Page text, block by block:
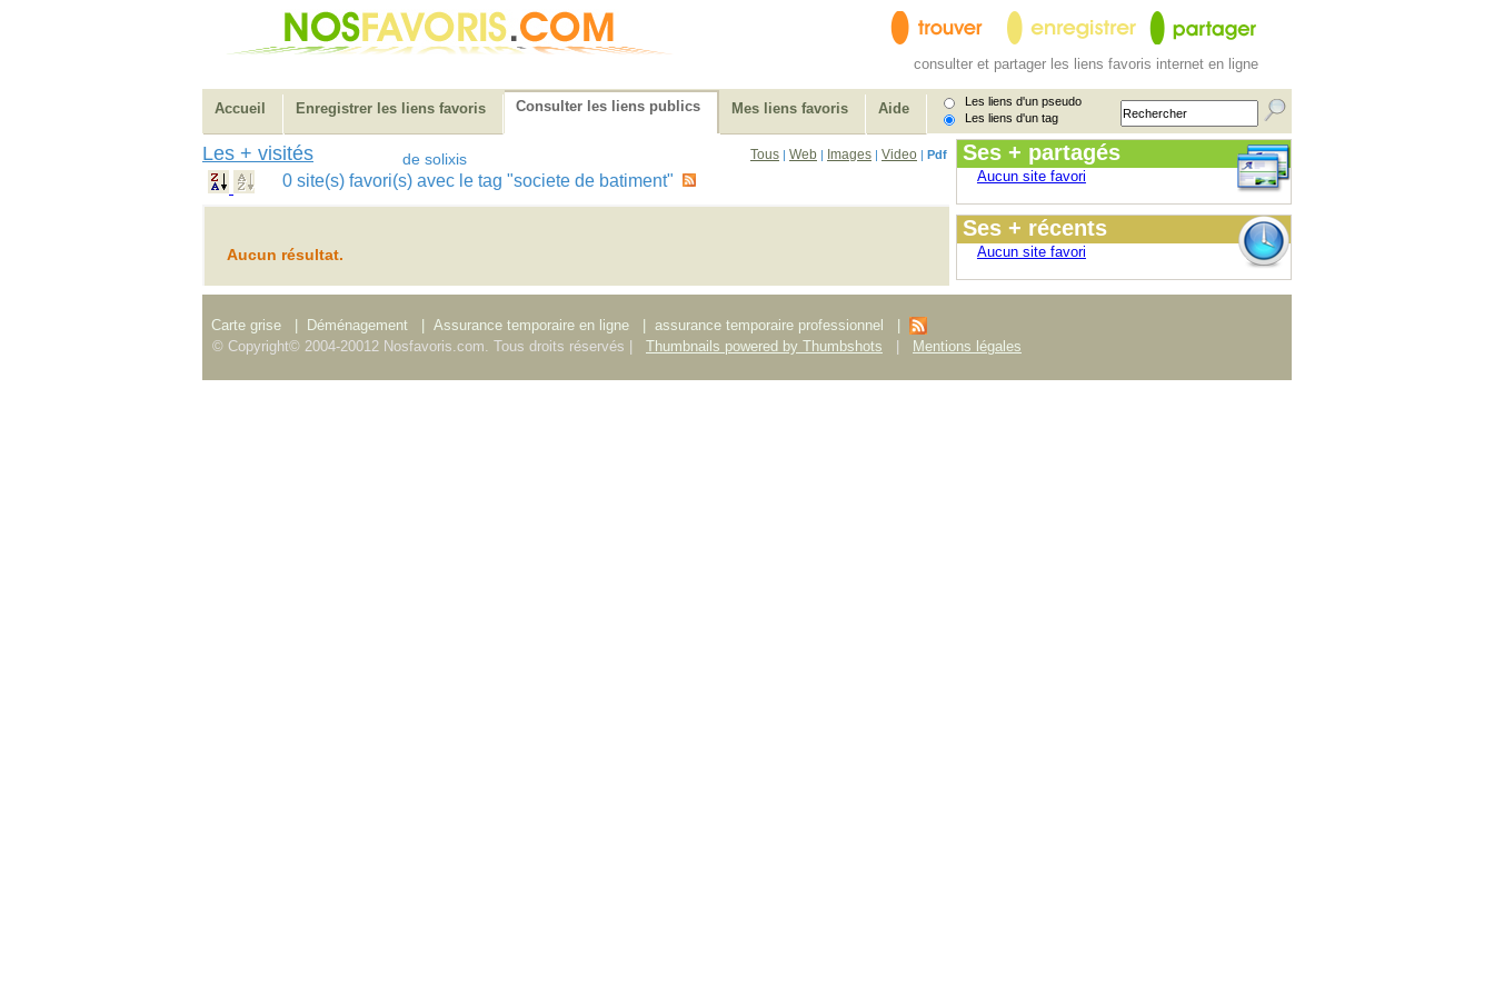
consulter et partager les liens favoris internet en ligne
Accueil Enregistrer les liens favoris Consulter les liens publics Mes liens favoris Aide
Les liens d'un pseudo
Les liens d'un tag
Les + visités de solixis Tous | Web | Images | Video | Pdf
0 site(s) favori(s) avec le tag "societe de batiment"
Aucun résultat.
Ses + partagés
Aucun site favori
Ses + récents
Aucun site favori
Carte grise Déménagement Assurance temporaire en ligne assurance temporaire professionnel
© Copyright© 2004-20012 Nosfavoris.com. Tous droits réservés |
Thumbnails powered by Thumbshots Mentions légales